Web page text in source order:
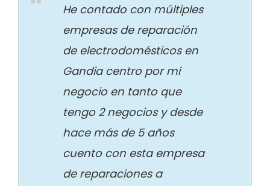
He contado con múltiples
empresas de reparación
de electrodomésticos en
Gandia centro por mi
negocio en tanto que
tengo 2 negocios y desde
hace más de 5 años
cuento con esta empresa
de reparaciones a